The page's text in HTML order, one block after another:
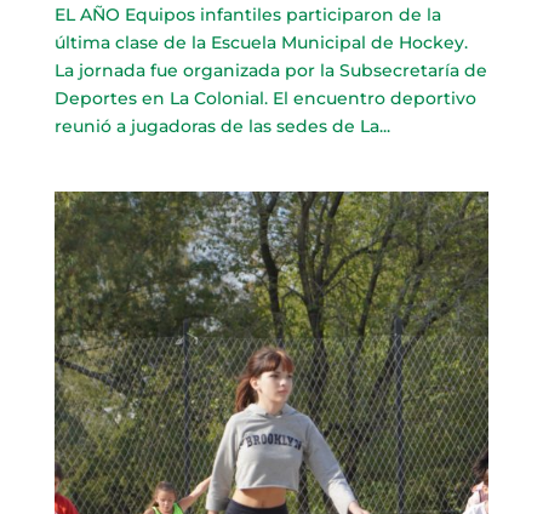
EL AÑO Equipos infantiles participaron de la
última clase de la Escuela Municipal de Hockey.
La jornada fue organizada por la Subsecretaría de
Deportes en La Colonial. El encuentro deportivo
reunió a jugadoras de las sedes de La...